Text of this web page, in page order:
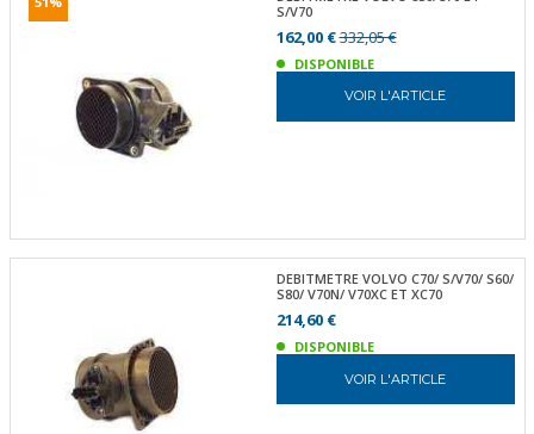
S/V70
162,00 €332,05 €
DISPONIBLE
VOIR L'ARTICLE
DEBITMETRE VOLVO C70/ S/V70/ S60/
S80/ V70N/ V70XC ET XC70
214,60 €
DISPONIBLE
VOIR L'ARTICLE